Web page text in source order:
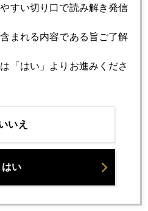
に勝てるワケ
すい切り口で読み解き発信
まれる内容である旨ご了解
「はい」よりお進みくださ
いえ
はい